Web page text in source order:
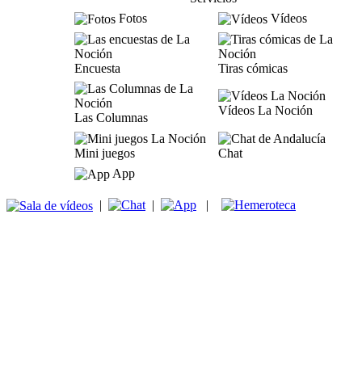
Fotos
Vídeos
Encuesta Tiras cómicas
Las Columnas
Vídeos La Noción
Mini juegos
Chat
App
| | |